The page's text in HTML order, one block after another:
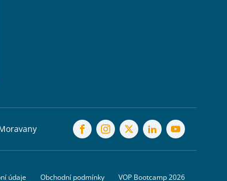
údaje Obchodní podmínky VOP Bootcamp 2026